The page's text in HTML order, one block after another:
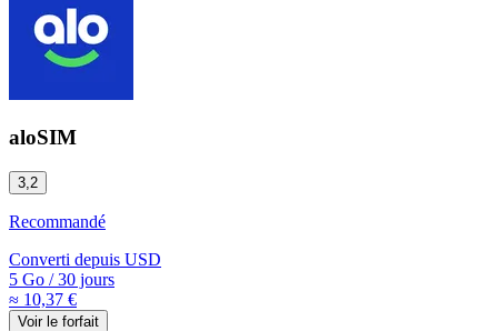
aloSIM
3,2
Recommandé
Converti depuis USD
5 Go /30 jours
≈ 10,37 €
Voir le forfait